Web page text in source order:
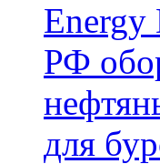
Energy
РФ
для